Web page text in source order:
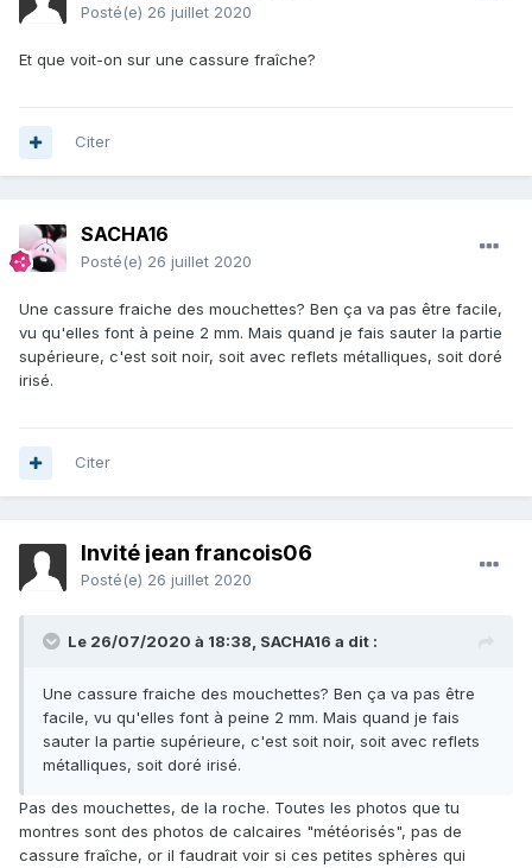
Posté(e) 26 juillet 2020
Et que voit-on sur une cassure fraîche?
Citer
SACHA16
Posté(e) 26 juillet 2020
Une cassure fraiche des mouchettes? Ben ça va pas être facile,
vu qu'elles font à peine 2 mm. Mais quand je fais sauter la partie
supérieure, c'est soit noir, soit avec reflets métalliques, soit doré
irisé.
Citer
Invité jean francois06
Posté(e) 26 juillet 2020
Le 26/07/2020 à 18:38, SACHA16 a dit :
Une cassure fraiche des mouchettes? Ben ça va pas être
facile, vu qu'elles font à peine 2 mm. Mais quand je fais
sauter la partie supérieure, c'est soit noir, soit avec reflets
métalliques, soit doré irisé.
Pas des mouchettes, de la roche. Toutes les photos que tu
montres sont des photos de calcaires "météorisés", pas de
cassure fraîche, or il faudrait voir si ces petites sphères qui